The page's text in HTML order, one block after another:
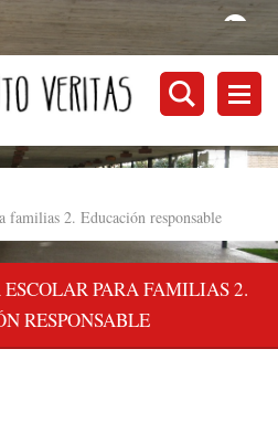
familias 2. Educación responsable
PARA FAMILIAS 2.
RESPONSABLE